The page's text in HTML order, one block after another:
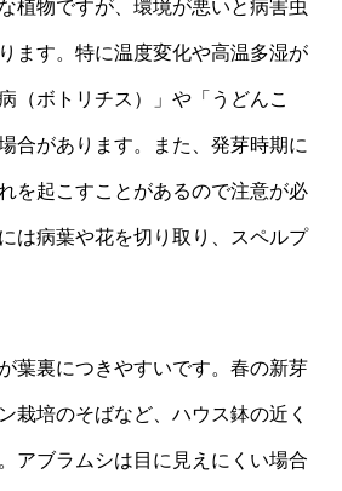
植物ですが、環境が悪いと病害虫
ます。特に温度変化や高温多湿が
（ボトリチス）」や「うどんこ
合があります。また、発芽時期に
を起こすことがあるので注意が必
は病葉や花を切り取り、スペルプ
葉裏につきやすいです。春の新芽
栽培のそばなど、ハウス鉢の近く
アブラムシは目に見えにくい場合